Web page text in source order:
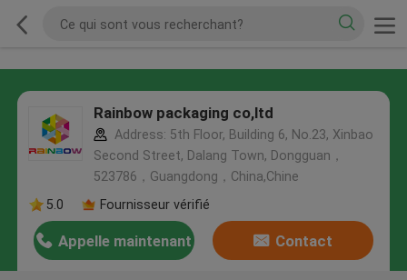
Rainbow packaging co,ltd
Address: 5th Floor, Building 6, No.23, Xinbao
Second Street, Dalang Town, Dongguan，
523786，Guangdong，China,Chine
5.0
Fournisseur vérifié
Appelle maintenant Contact